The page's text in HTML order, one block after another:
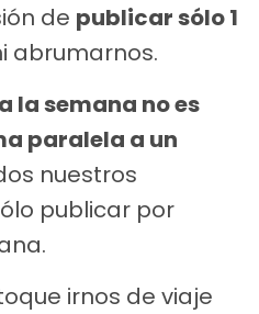
de publicar sólo 1
abrumarnos.
la semana no es
paralela a un
nuestros
publicar por
irnos de viaje